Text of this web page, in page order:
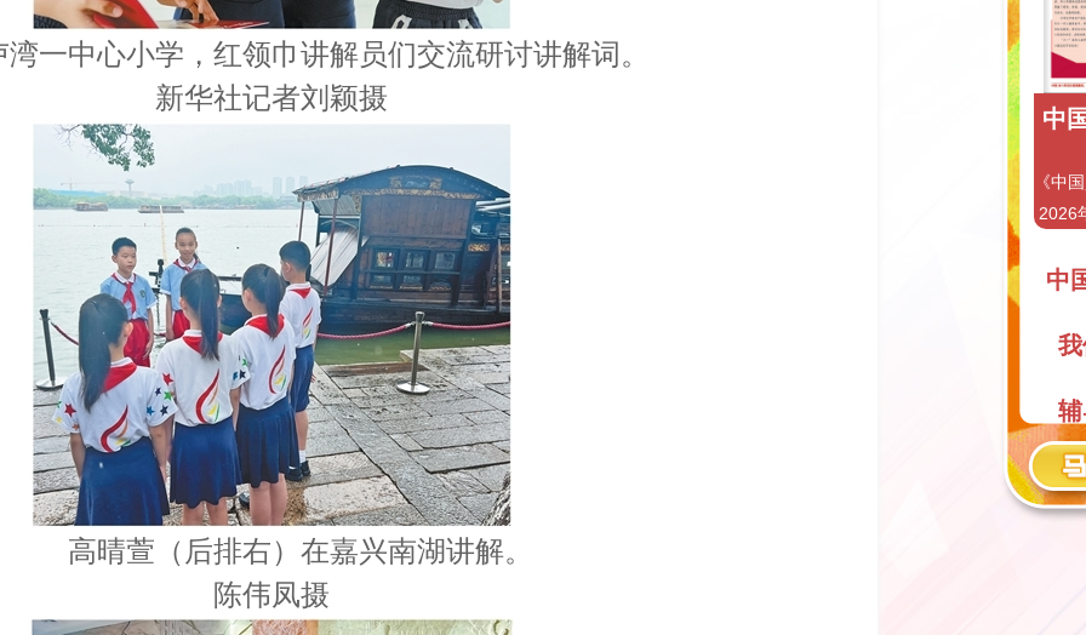
湾一中心小学，红领巾讲解员们交流研讨讲解词。
新华社记者刘颖摄
高晴萱（后排右）在嘉兴南湖讲解。
陈伟凤摄
中
《中
2026
中
马上订阅